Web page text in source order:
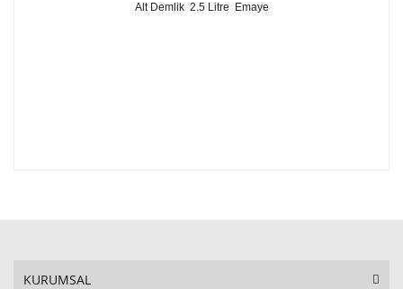
Alt Demlik 2.5 Litre Emaye
KURUMSAL